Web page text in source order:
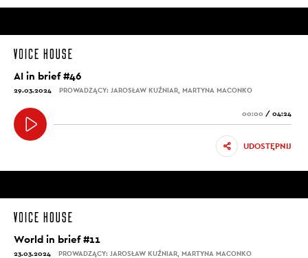
AI in brief #46
29.03.2024 PROWADZĄCY: JAROSŁAW KUŹNIAR, MARTYNA MACONKO
00:00 / 04:24
UDOSTĘPNIJ
World in brief #11
23.03.2024 PROWADZĄCY: JAROSŁAW KUŹNIAR, MARTYNA MACONKO